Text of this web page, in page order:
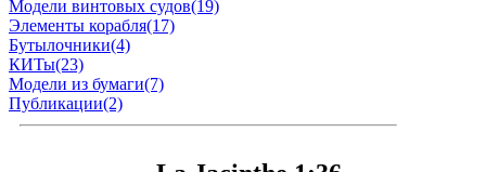
Модели винтовых судов(19)
Элементы корабля(17)
Бутылочники(4)
КИТы(23)
Модели из бумаги(7)
Публикации(2)